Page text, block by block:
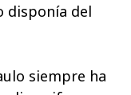
disponía del
siempre ha